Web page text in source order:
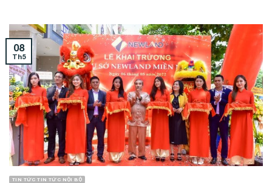
TIN TỨC TIN TỨC NỘI BỘ
08
Th5